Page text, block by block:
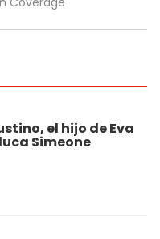
el hijo de Eva
Simeone